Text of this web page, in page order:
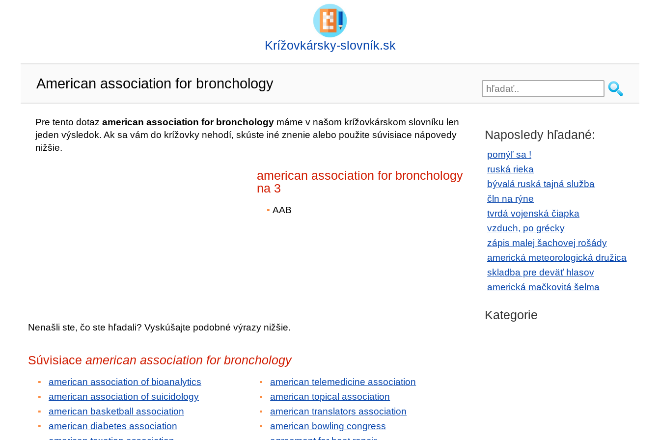
Krížovkársky-slovník.sk
American association for bronchology
Pre tento dotaz american association for bronchology máme v našom krížovkárskom slovníku len
jeden výsledok. Ak sa vám do krížovky nehodí, skúste iné znenie alebo použite súvisiace nápovedy
nižšie.
american association for bronchology
na 3
AAB
Nenašli ste, čo ste hľadali? Vyskúšajte podobné výrazy nižšie.
Súvisiace american association for bronchology
american association of bioanalytics
american association of suicidology
american basketball association
american diabetes association
american telemedicine association
american topical association
american translators association
american bowling congress
Naposledy hľadané:
pomýľ sa !
ruská rieka
bývalá ruská tajná služba
čln na rýne
tvrdá vojenská čiapka
vzduch, po grécky
zápis malej šachovej rošády
americká meteorologická družica
skladba pre deväť hlasov
americká mačkovitá šelma
Kategorie